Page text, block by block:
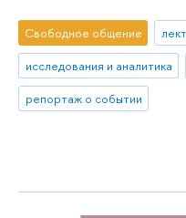
Свободное общение
исследования и аналитика
репортаж о событии